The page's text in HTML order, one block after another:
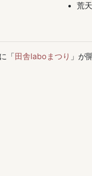
荒
「田舎laboまつり 」が